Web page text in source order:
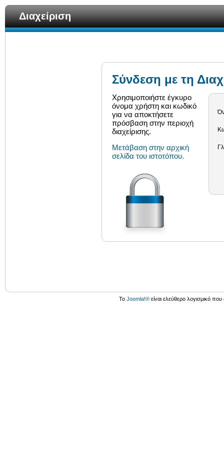
Διαχείριση
Σύνδεση με τη
Χρησιμοποιήστε έγκυρο
όνομα χρήστη και κωδικό
για να αποκτήσετε
πρόσβαση στην περιοχή
διαχείρισης.
Μετάβαση στην αρχική
σελίδα του ιστοτόπου.
Το Joomla!® είναι ελεύθερο λογισμικό